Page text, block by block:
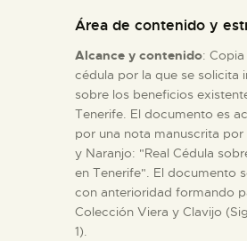
Área de contenido y
Alcance y contenido:
cédula por la que se solicita
sobre los beneficios
Tenerife. El documento es
por una nota manuscrita por
y Naranjo: "Real Cédula
en Tenerife". El documento
con anterioridad formando
Colección Viera y Clavijo
1).